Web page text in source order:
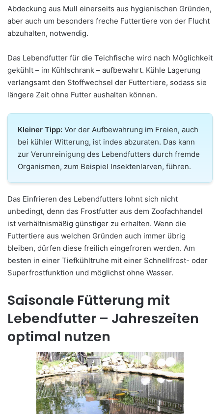
Abdeckung aus Mull einerseits aus hygienischen Gründen,
aber auch um besonders freche Futtertiere von der Flucht
abzuhalten, notwendig.
Das Lebendfutter für die Teichfische wird nach Möglichkeit
gekühlt – im Kühlschrank – aufbewahrt. Kühle Lagerung
verlangsamt den Stoffwechsel der Futtertiere, sodass sie
längere Zeit ohne Futter aushalten können.
Kleiner Tipp: Vor der Aufbewahrung im Freien, auch
bei kühler Witterung, ist indes abzuraten. Das kann
zur Verunreinigung des Lebendfutters durch fremde
Organismen, zum Beispiel Insektenlarven, führen.
Das Einfrieren des Lebendfutters lohnt sich nicht
unbedingt, denn das Frostfutter aus dem Zoofachhandel
ist verhältnismäßig günstiger zu erhalten. Wenn die
Futtertiere aus welchen Gründen auch immer übrig
bleiben, dürfen diese freilich eingefroren werden. Am
besten in einer Tiefkühltruhe mit einer Schnellfrost- oder
Superfrostfunktion und möglichst ohne Wasser.
Saisonale Fütterung mit
Lebendfutter – Jahreszeiten
optimal nutzen